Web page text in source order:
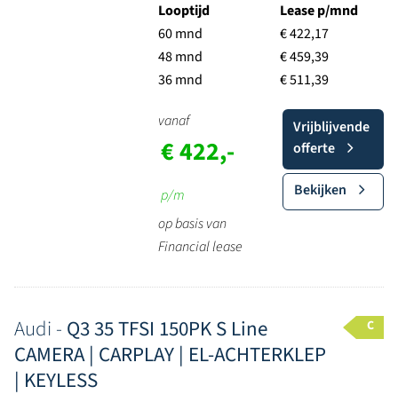
Looptijd
60 mnd
48 mnd
36 mnd
Lease p/mnd
€ 422,17
€ 459,39
€ 511,39
vanaf
€ 422,-
p/m
op basis van
Financial lease
Vrijblijvende
offerte
Bekijken
Audi - Q3 35 TFSI 150PK S Line
CAMERA | CARPLAY | EL-ACHTERKLEP
| KEYLESS
C